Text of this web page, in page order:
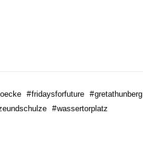
#fridaysforfuture #gretathunberg
#wassertorplatz